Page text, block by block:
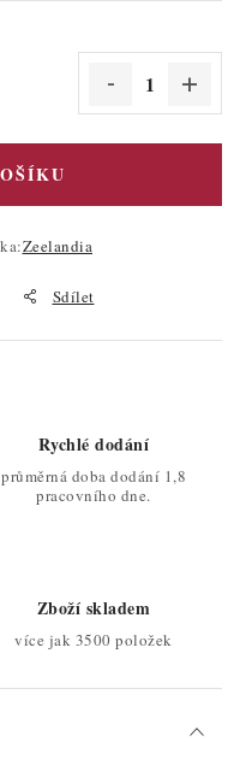
Zeelandia
Sdílet
Rychlé dodání
průměrná doba dodání 1,8
pracovního dne.
Zboží skladem
více jak 3500 položek